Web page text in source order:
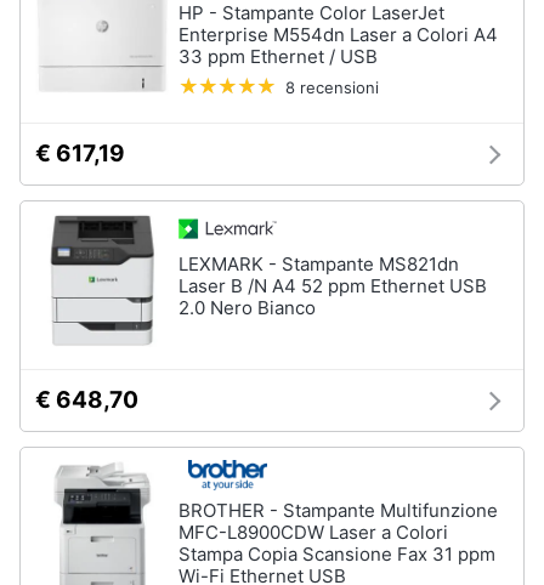
HP - Stampante Color LaserJet
Enterprise M554dn Laser a Colori A4
33 ppm Ethernet / USB
8 recensioni
€ 617,19
LEXMARK - Stampante MS821dn
Laser B /N A4 52 ppm Ethernet USB
2.0 Nero Bianco
€ 648,70
BROTHER - Stampante Multifunzione
MFC-L8900CDW Laser a Colori
Stampa Copia Scansione Fax 31 ppm
Wi-Fi Ethernet USB